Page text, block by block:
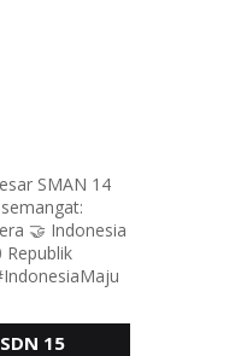
SMAN 14
🤝 Indonesia
Republik
15